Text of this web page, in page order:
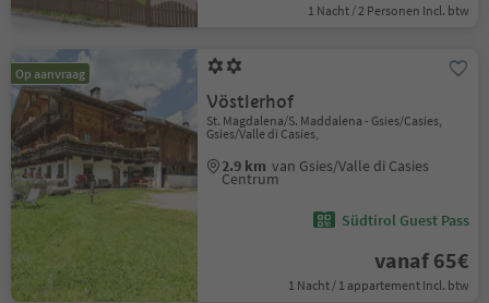
1 Nacht / 2 Personen Incl. btw
Op aanvraag
Vöstlerhof
St. Magdalena/S. Maddalena - Gsies/Casies,
Gsies/Valle di Casies,
2.9 km van Gsies/Valle di Casies
Centrum
Südtirol Guest Pass
vanaf 65€
1 Nacht / 1 appartement Incl. btw